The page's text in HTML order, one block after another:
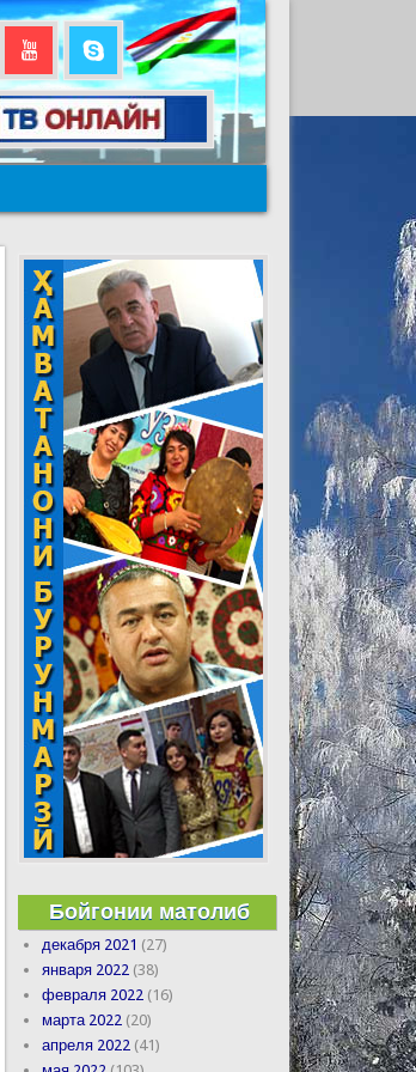
Бойгонии матолиб
декабря 2021 (27)
января 2022 (38)
февраля 2022 (16)
марта 2022 (20)
апреля 2022 (41)